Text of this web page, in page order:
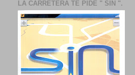
LA CARRETERA TE PIDE " SIN ".